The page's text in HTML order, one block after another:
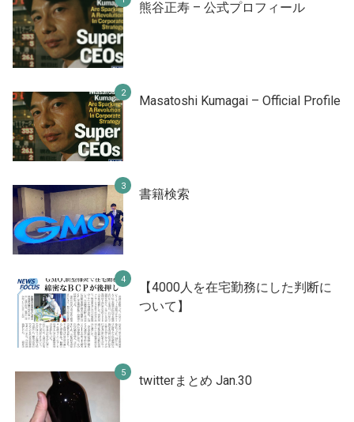
熊谷正寿 – 公式プロフィール
Masatoshi Kumagai – Official Profile
書籍検索
【4000人を在宅勤務にした判断に
ついて】
twitterまとめ Jan.30